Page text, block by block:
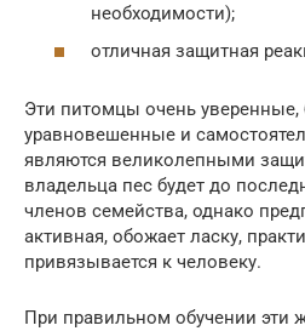
необходимости);
отличная защитная
Эти питомцы очень уверенные,
уравновешенные и
являются великолепными
владельца пес будет до
членов семейства, однако
активная, обожает ласку,
привязывается к человеку.
При правильном обучении эти